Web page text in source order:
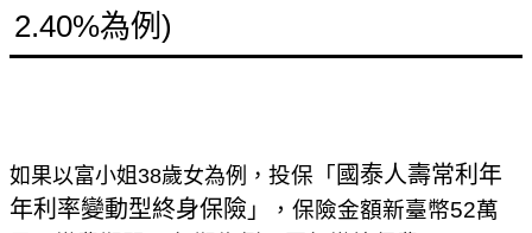
2.40%為例)
如果以富小姐38歲女為例， 投保「 國泰人壽常利年
年利率變動型終身保險 」，保險金額新臺幣52萬